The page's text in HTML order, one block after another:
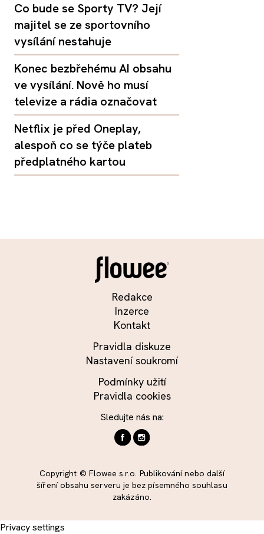
Co bude se Sporty TV? Její
majitel se ze sportovního
vysílání nestahuje
Konec bezbřehému AI obsahu
ve vysílání. Nově ho musí
televize a rádia označovat
Netflix je před Oneplay,
alespoň co se týče plateb
předplatného kartou
Redakce
Inzerce
Kontakt
Pravidla diskuze
Nastavení soukromí
Podmínky užití
Pravidla cookies
Sledujte nás na:
Copyright © Flowee s.r.o. Publikování nebo další
šíření obsahu serveru je bez písemného souhlasu
zakázáno.
Privacy settings